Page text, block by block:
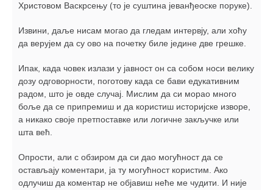
Христовом Васкрсењу (то је суштина јеванђеоске поруке).
Извини, даље нисам могао да гледам интервју, али хоћу
да верујем да су ово на почетку биле једине две грешке.
Ипак, када човек излази у јавност он са собом носи велику
дозу одговорности, поготову када се бави едукативним
радом, што је овде случај. Мислим да си морао много
боље да се припремиш и да користиш историјске изворе,
а никако своје претпоставке или логичне закључке или
шта већ.
Опрости, али с обзиром да си дао могућност да се
остављају коментари, ја ту могућност користим. Ако
одлучиш да коментар не објавиш неће ме чудити. И није